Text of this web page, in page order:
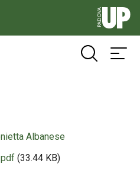
Albanese
(33.44 KB)